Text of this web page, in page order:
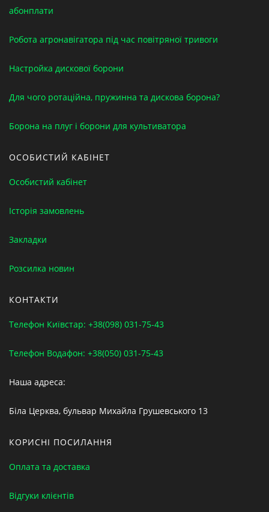
абонплати
Робота агронавігатора під час повітряної тривоги
Настройка дискової борони
Для чого ротаційна, пружинна та дискова борона?
Борона на плуг і борони для культиватора
ОСОБИСТИЙ КАБІНЕТ
Особистий кабінет
Історія замовлень
Закладки
Розсилка новин
КОНТАКТИ
Телефон Київстар: +38(098) 031-75-43
Телефон Водафон: +38(050) 031-75-43
Наша адреса:
Біла Церква, бульвар Михайла Грушевського 13
КОРИСНІ ПОСИЛАННЯ
Оплата та доставка
Відгуки клієнтів